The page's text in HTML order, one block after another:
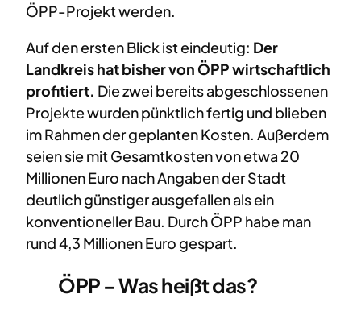
ÖPP-Projekt werden.
Auf den ersten Blick ist eindeutig: Der
Landkreis hat bisher von ÖPP wirtschaftlich
profitiert. Die zwei bereits abgeschlossenen
Projekte wurden pünktlich fertig und blieben
im Rahmen der geplanten Kosten. Außerdem
seien sie mit Gesamtkosten von etwa 20
Millionen Euro nach Angaben der Stadt
deutlich günstiger ausgefallen als ein
konventioneller Bau. Durch ÖPP habe man
rund 4,3 Millionen Euro gespart.
ÖPP – Was heißt das?